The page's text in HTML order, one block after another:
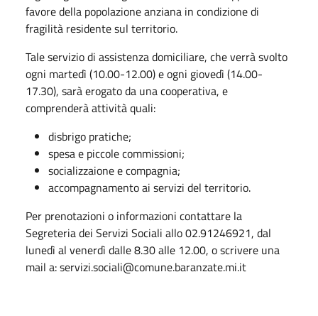
favore della popolazione anziana in condizione di
fragilità residente sul territorio.
Tale servizio di assistenza domiciliare, che verrà svolto
ogni martedì (10.00-12.00) e ogni giovedì (14.00-
17.30), sarà erogato da una cooperativa, e
comprenderà attività quali:
disbrigo pratiche;
spesa e piccole commissioni;
socializzaione e compagnia;
accompagnamento ai servizi del territorio.
Per prenotazioni o informazioni contattare la
Segreteria dei Servizi Sociali allo 02.91246921, dal
lunedì al venerdì dalle 8.30 alle 12.00, o scrivere una
mail a: servizi.sociali@comune.baranzate.mi.it